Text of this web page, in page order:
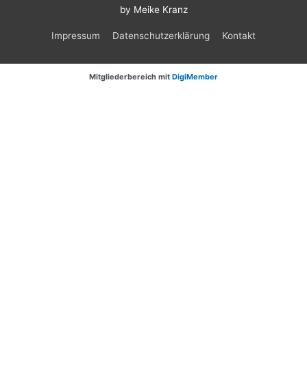
by Meike Kranz
Impressum Datenschutzerklärung Kontakt
Mitgliederbereich mit DigiMember